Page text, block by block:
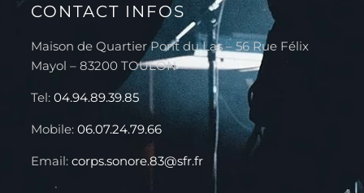
CONTACT INFOS
Maison de Quartier Pont du Las – 56 Rue Félix
Mayol – 83200 TOULON
Tel: 04.94.89.39.85
Mobile: 06.07.24.79.66
Email: corps.sonore.83@sfr.fr